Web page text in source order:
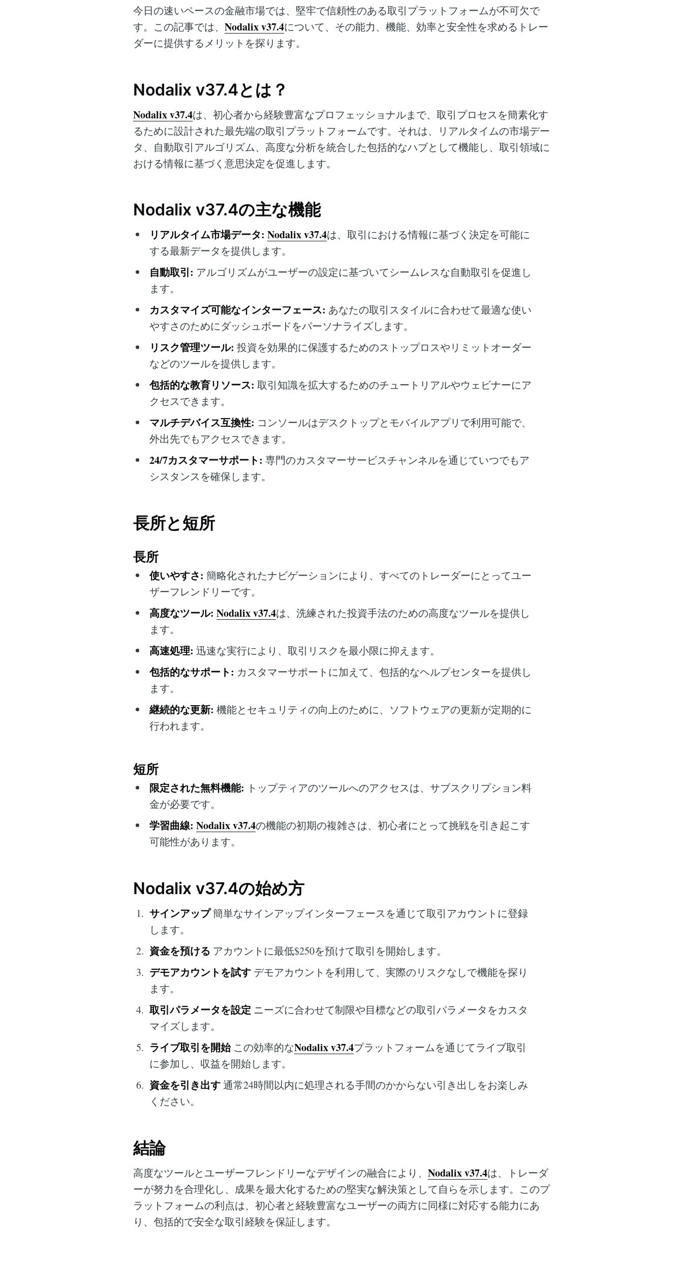
今日の速いペースの金融市場では、堅牢で信頼性のある取引プラットフォームが不可欠で
す。この記事では、 Nodalix v37.4について、その能力、機能、効率と安全性を求めるトレー
ダーに提供するメリットを探ります。
Nodalix v37.4とは？
Nodalix v37.4は、初心者から経験豊富なプロフェッショナルまで、取引プロセスを簡素化す
るために設計された最先端の取引プラットフォームです。それは、リアルタイムの市場デー
タ、自動取引アルゴリズム、高度な分析を統合した包括的なハブとして機能し、取引領域に
おける情報に基づく意思決定を促進します。
Nodalix v37.4の主な機能
リアルタイム市場データ: Nodalix v37.4は、取引における情報に基づく決定を可能に
する最新データを提供します。
自動取引: アルゴリズムがユーザーの設定に基づいてシームレスな自動取引を促進し
ます。
カスタマイズ可能なインターフェース: あなたの取引スタイルに合わせて最適な使い
やすさのためにダッシュボードをパーソナライズします。
リスク管理ツール: 投資を効果的に保護するためのストップロスやリミットオーダー
などのツールを提供します。
包括的な教育リソース: 取引知識を拡大するためのチュートリアルやウェビナーにア
クセスできます。
マルチデバイス互換性: コンソールはデスクトップとモバイルアプリで利用可能で、
外出先でもアクセスできます。
24/7カスタマーサポート: 専門のカスタマーサービスチャンネルを通じていつでもア
シスタンスを確保します。
長所と短所
長所
使いやすさ: 簡略化されたナビゲーションにより、すべてのトレーダーにとってユー
ザーフレンドリーです。
高度なツール: Nodalix v37.4は、洗練された投資手法のための高度なツールを提供し
ます。
高速処理: 迅速な実行により、取引リスクを最小限に抑えます。
包括的なサポート: カスタマーサポートに加えて、包括的なヘルプセンターを提供し
ます。
継続的な更新: 機能とセキュリティの向上のために、ソフトウェアの更新が定期的に
行われます。
短所
限定された無料機能: トップティアのツールへのアクセスは、サブスクリプション料
金が必要です。
学習曲線: Nodalix v37.4の機能の初期の複雑さは、初心者にとって挑戦を引き起こす
可能性があります。
Nodalix v37.4の始め方
サインアップ簡単なサインアップインターフェースを通じて取引アカウントに登録
します。
資金を預ける アカウントに最低$250を預けて取引を開始します。
デモアカウントを試す デモアカウントを利用して、実際のリスクなしで機能を探り
ます。
取引パラメータを設定 ニーズに合わせて制限や目標などの取引パラメータをカスタ
マイズします。
ライブ取引を開始この効率的なNodalix v37.4プラットフォームを通じてライブ取引
に参加し、収益を開始します。
資金を引き出す通常24時間以内に処理される手間のかからない引き出しをお楽しみ
ください。
結論
高度なツールとユーザーフレンドリーなデザインの融合により、 Nodalix v37.4は、トレーダ
ーが努力を合理化し、成果を最大化するための堅実な解決策として自らを示します。このプ
ラットフォームの利点は、初心者と経験豊富なユーザーの両方に同様に対応する能力にあ
り、包括的で安全な取引経験を保証します。